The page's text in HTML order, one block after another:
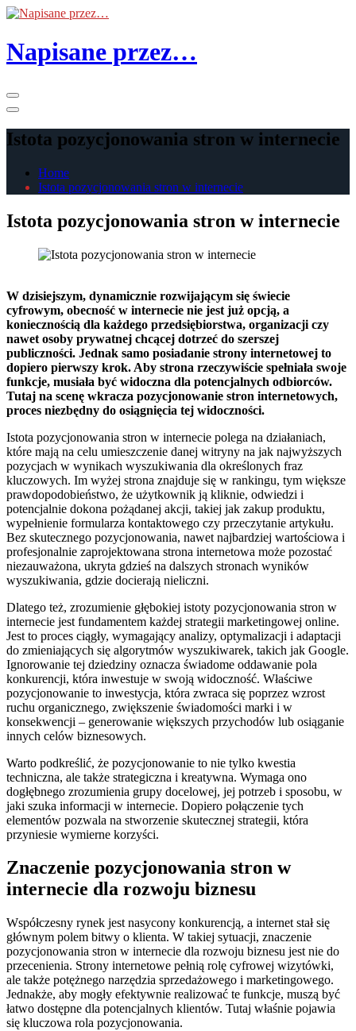
Skip
the
content
Napisane przez…
Istota pozycjonowania stron w internecie
Home
Istota pozycjonowania stron w internecie
Istota pozycjonowania stron w internecie
W dzisiejszym, dynamicznie rozwijającym się świecie
cyfrowym, obecność w internecie nie jest już opcją, a
koniecznością dla każdego przedsiębiorstwa, organizacji czy
nawet osoby prywatnej chcącej dotrzeć do szerszej
publiczności. Jednak samo posiadanie strony internetowej to
dopiero pierwszy krok. Aby strona rzeczywiście spełniała swoje
funkcje, musiała być widoczna dla potencjalnych odbiorców.
Tutaj na scenę wkracza pozycjonowanie stron internetowych,
proces niezbędny do osiągnięcia tej widoczności.
Istota pozycjonowania stron w internecie polega na działaniach,
które mają na celu umieszczenie danej witryny na jak najwyższych
pozycjach w wynikach wyszukiwania dla określonych fraz
kluczowych. Im wyżej strona znajduje się w rankingu, tym większe
prawdopodobieństwo, że użytkownik ją kliknie, odwiedzi i
potencjalnie dokona pożądanej akcji, takiej jak zakup produktu,
wypełnienie formularza kontaktowego czy przeczytanie artykułu.
Bez skutecznego pozycjonowania, nawet najbardziej wartościowa i
profesjonalnie zaprojektowana strona internetowa może pozostać
niezauważona, ukryta gdzieś na dalszych stronach wyników
wyszukiwania, gdzie docierają nieliczni.
Dlatego też, zrozumienie głębokiej istoty pozycjonowania stron w
internecie jest fundamentem każdej strategii marketingowej online.
Jest to proces ciągły, wymagający analizy, optymalizacji i adaptacji
do zmieniających się algorytmów wyszukiwarek, takich jak Google.
Ignorowanie tej dziedziny oznacza świadome oddawanie pola
konkurencji, która inwestuje w swoją widoczność. Właściwe
pozycjonowanie to inwestycja, która zwraca się poprzez wzrost
ruchu organicznego, zwiększenie świadomości marki i w
konsekwencji – generowanie większych przychodów lub osiąganie
innych celów biznesowych.
Warto podkreślić, że pozycjonowanie to nie tylko kwestia
techniczna, ale także strategiczna i kreatywna. Wymaga ono
dogłębnego zrozumienia grupy docelowej, jej potrzeb i sposobu, w
jaki szuka informacji w internecie. Dopiero połączenie tych
elementów pozwala na stworzenie skutecznej strategii, która
przyniesie wymierne korzyści.
Znaczenie pozycjonowania stron w
internecie dla rozwoju biznesu
Współczesny rynek jest nasycony konkurencją, a internet stał się
głównym polem bitwy o klienta. W takiej sytuacji, znaczenie
pozycjonowania stron w internecie dla rozwoju biznesu jest nie do
przecenienia. Strony internetowe pełnią rolę cyfrowej wizytówki,
ale także potężnego narzędzia sprzedażowego i marketingowego.
Jednakże, aby mogły efektywnie realizować te funkcje, muszą być
łatwo dostępne dla potencjalnych klientów. Tutaj właśnie pojawia
się kluczowa rola pozycjonowania.